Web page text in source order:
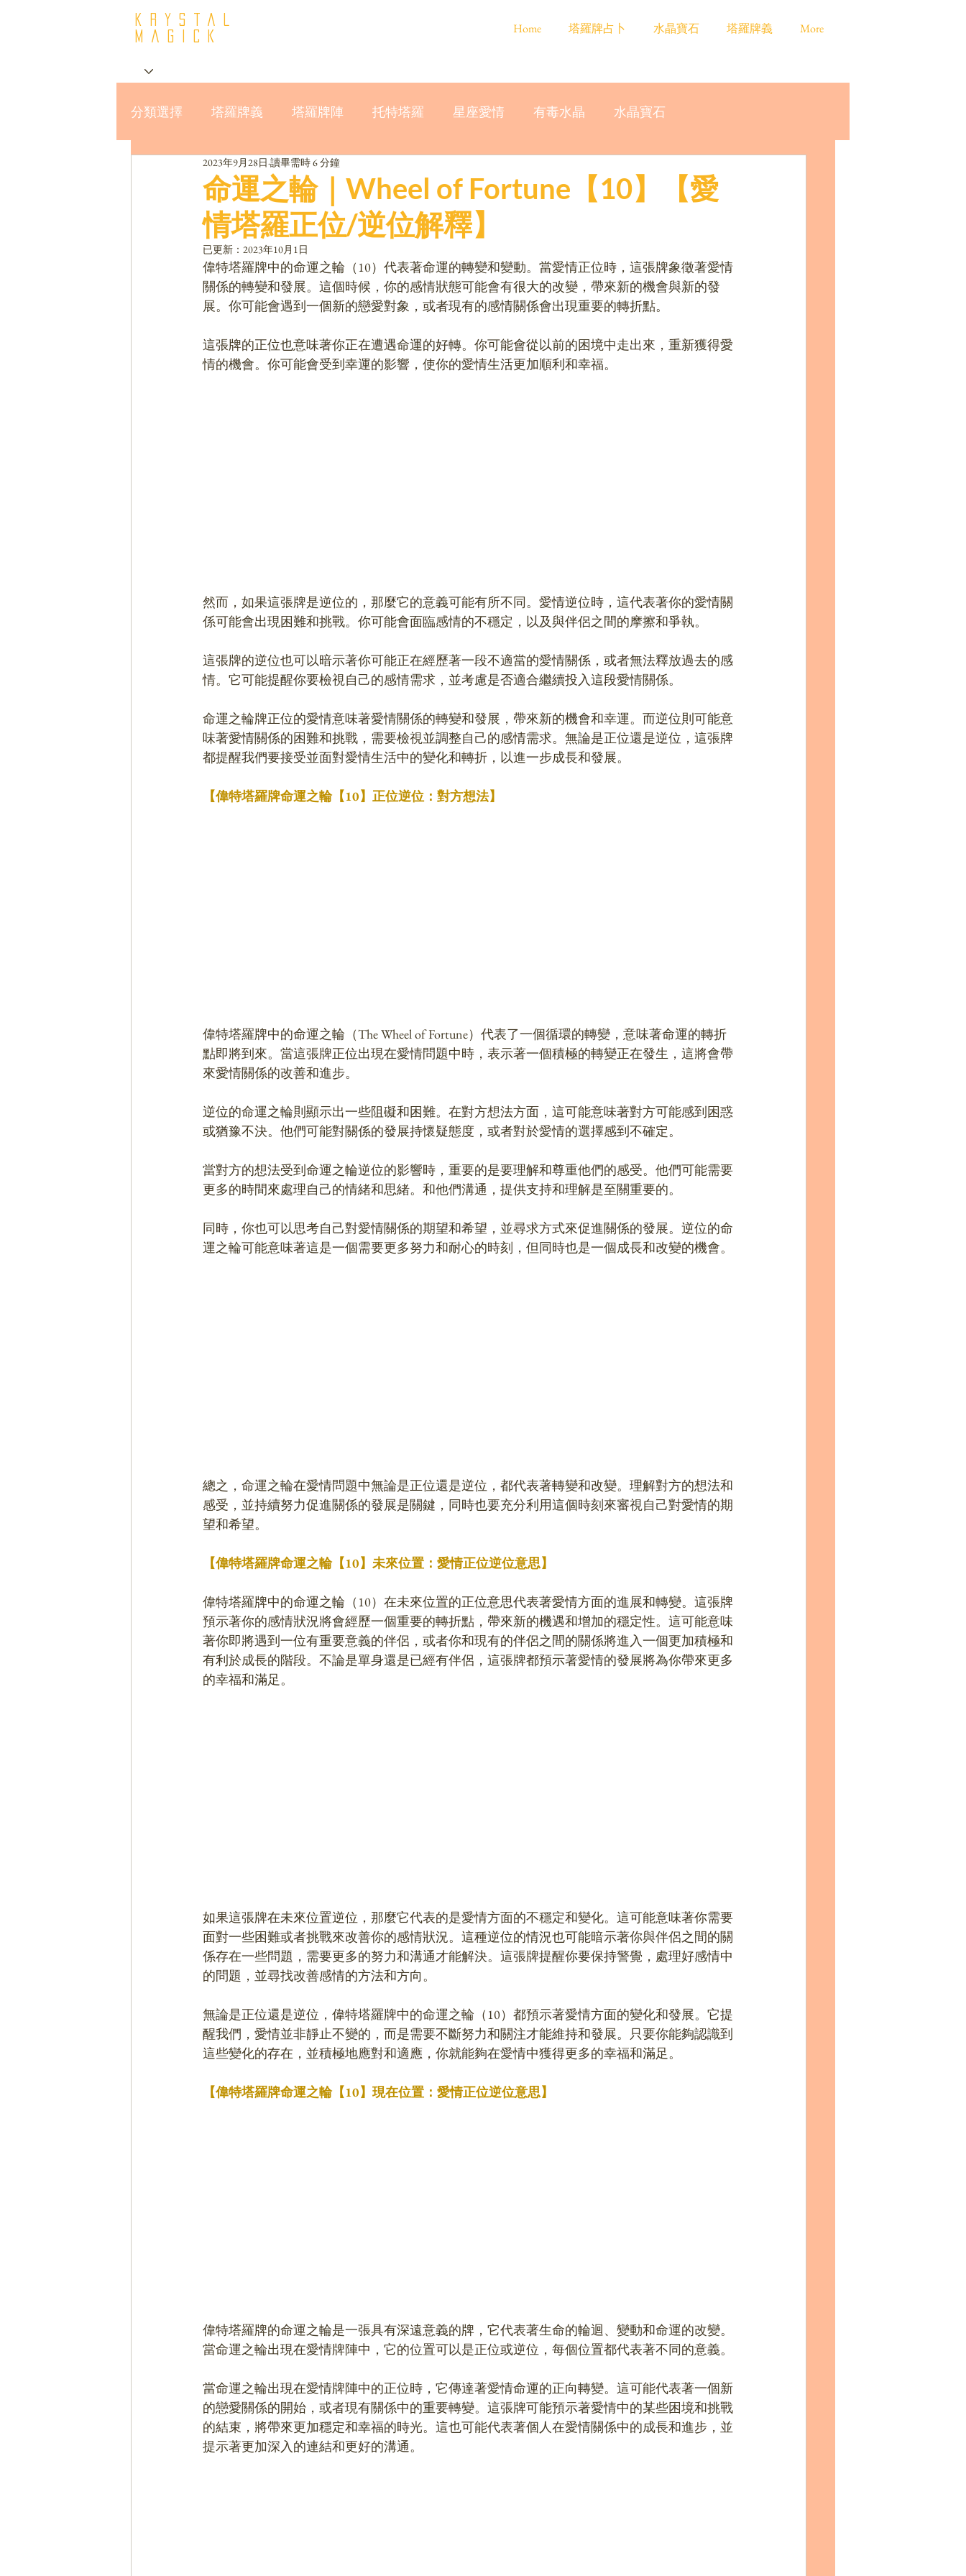
krystal
Magick
分類選擇 塔羅牌義 塔羅牌陣 托特塔羅 星座愛情 有毒水晶 水晶寶石
星座與MBTI16型人格
命運之輪｜Wheel of Fortune【10】【愛
情塔羅正位/逆位解釋】
2023年9月28日 讀畢需時 6 分鐘
已更新： 2023年10月1日
偉特塔羅牌中的命運之輪（10）代表著命運的轉變和變動。當愛情正位時，這張牌象徵著愛情
關係的轉變和發展。這個時候，你的感情狀態可能會有很大的改變，帶來新的機會與新的發
展。你可能會遇到一個新的戀愛對象，或者現有的感情關係會出現重要的轉折點。
這張牌的正位也意味著你正在遭遇命運的好轉。你可能會從以前的困境中走出來，重新獲得愛
情的機會。你可能會受到幸運的影響，使你的愛情生活更加順利和幸福。
然而，如果這張牌是逆位的，那麼它的意義可能有所不同。愛情逆位時，這代表著你的愛情關
係可能會出現困難和挑戰。你可能會面臨感情的不穩定，以及與伴侶之間的摩擦和爭執。
這張牌的逆位也可以暗示著你可能正在經歷著一段不適當的愛情關係，或者無法釋放過去的感
情。它可能提醒你要檢視自己的感情需求，並考慮是否適合繼續投入這段愛情關係。
命運之輪牌正位的愛情意味著愛情關係的轉變和發展，帶來新的機會和幸運。而逆位則可能意
味著愛情關係的困難和挑戰，需要檢視並調整自己的感情需求。無論是正位還是逆位，這張牌
都提醒我們要接受並面對愛情生活中的變化和轉折，以進一步成長和發展。
【偉特塔羅牌命運之輪【10】正位逆位：對方想法】
偉特塔羅牌中的命運之輪（The Wheel of Fortune）代表了一個循環的轉變，意味著命運的轉折
點即將到來。當這張牌正位出現在愛情問題中時，表示著一個積極的轉變正在發生，這將會帶
來愛情關係的改善和進步。
逆位的命運之輪則顯示出一些阻礙和困難。在對方想法方面，這可能意味著對方可能感到困惑
或猶豫不決。他們可能對關係的發展持懷疑態度，或者對於愛情的選擇感到不確定。
當對方的想法受到命運之輪逆位的影響時，重要的是要理解和尊重他們的感受。他們可能需要
更多的時間來處理自己的情緒和思緒。和他們溝通，提供支持和理解是至關重要的。
同時，你也可以思考自己對愛情關係的期望和希望，並尋求方式來促進關係的發展。逆位的命
運之輪可能意味著這是一個需要更多努力和耐心的時刻，但同時也是一個成長和改變的機會。
總之，命運之輪在愛情問題中無論是正位還是逆位，都代表著轉變和改變。理解對方的想法和
感受，並持續努力促進關係的發展是關鍵，同時也要充分利用這個時刻來審視自己對愛情的期
望和希望。
【偉特塔羅牌命運之輪【10】未來位置：愛情正位逆位意思】
偉特塔羅牌中的命運之輪（10）在未來位置的正位意思代表著愛情方面的進展和轉變。這張牌
預示著你的感情狀況將會經歷一個重要的轉折點，帶來新的機遇和增加的穩定性。這可能意味
著你即將遇到一位有重要意義的伴侶，或者你和現有的伴侶之間的關係將進入一個更加積極和
有利於成長的階段。不論是單身還是已經有伴侶，這張牌都預示著愛情的發展將為你帶來更多
的幸福和滿足。
如果這張牌在未來位置逆位，那麼它代表的是愛情方面的不穩定和變化。這可能意味著你需要
面對一些困難或者挑戰來改善你的感情狀況。這種逆位的情況也可能暗示著你與伴侶之間的關
係存在一些問題，需要更多的努力和溝通才能解決。這張牌提醒你要保持警覺，處理好感情中
的問題，並尋找改善感情的方法和方向。
無論是正位還是逆位，偉特塔羅牌中的命運之輪（10）都預示著愛情方面的變化和發展。它提
醒我們，愛情並非靜止不變的，而是需要不斷努力和關注才能維持和發展。只要你能夠認識到
這些變化的存在，並積極地應對和適應，你就能夠在愛情中獲得更多的幸福和滿足。
【偉特塔羅牌命運之輪【10】現在位置：愛情正位逆位意思】
偉特塔羅牌的命運之輪是一張具有深遠意義的牌，它代表著生命的輪迴、變動和命運的改變。
當命運之輪出現在愛情牌陣中，它的位置可以是正位或逆位，每個位置都代表著不同的意義。
當命運之輪出現在愛情牌陣中的正位時，它傳達著愛情命運的正向轉變。這可能代表著一個新
的戀愛關係的開始，或者現有關係中的重要轉變。這張牌可能預示著愛情中的某些困境和挑戰
的結束，將帶來更加穩定和幸福的時光。這也可能代表著個人在愛情關係中的成長和進步，並
提示著更加深入的連結和更好的溝通。
Home 塔羅牌占卜 水晶寶石 塔羅牌義 More